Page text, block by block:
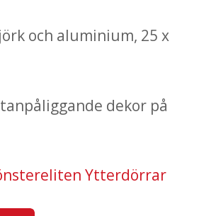
och aluminium, 25 x
dekor på
Ytterdörrar